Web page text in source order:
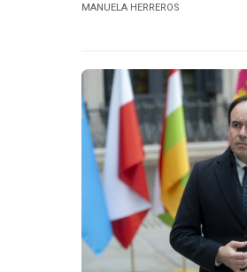
MANUELA HERREROS